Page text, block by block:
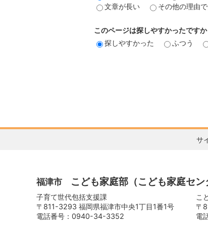
文章が長い その他の理由
このページは探しやすかったですか
探しやすかった
ふつう
サ
福津市 こども家庭部 （こども家庭セン
子育て世代包括支援課
〒811-3293 福岡県福津市中央1丁目1番1号
電話番号：0940-34-3352
こ
〒
電